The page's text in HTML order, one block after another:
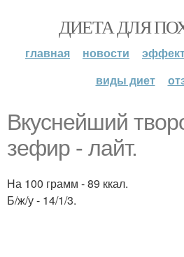
ДИЕТА ДЛЯ
главная новости
виды диет
Вкуснейший
зефир - лайт.
На 100 грамм - 89 ккал.
Б/ж/у - 14/1/3.